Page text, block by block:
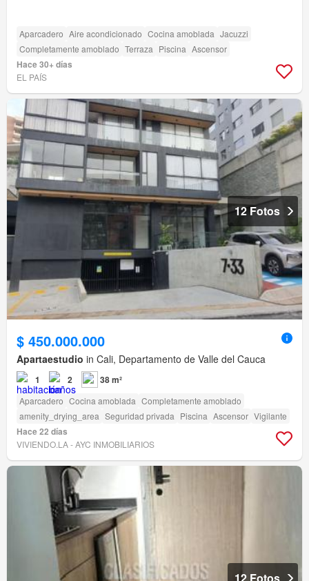
Aparcadero Aire acondicionado Cocina amoblada Jacuzzi
Completamente amoblado Terraza Piscina Ascensor
Hace 30+ días
EL PAÍS
12 Fotos
$ 450.000.000
Apartaestudio in Cali, Departamento de Valle del Cauca
1 2 38 m²
Aparcadero Cocina amoblada Completamente amoblado
amenity_drying_area Seguridad privada Piscina Ascensor Vigilante
Hace 22 días
VIVIENDO.LA - AYC INMOBILIARIOS
12 Fotos